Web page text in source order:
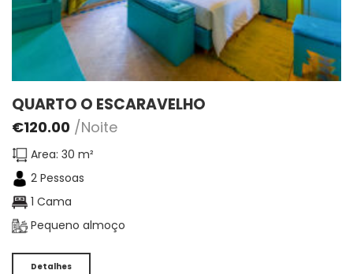
QUARTO O ESCARAVELHO
€120.00 /Noite
Area: 30 m²
2 Pessoas
1 Cama
Pequeno almoço
Detalhes